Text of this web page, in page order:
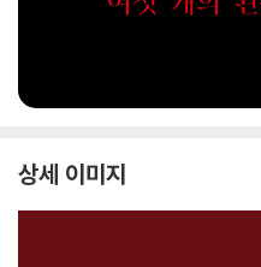
상세 이미지